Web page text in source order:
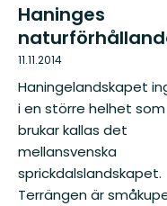
Haninges
11.11.2014
Haningelandskapet
i en större helhet som
brukar kallas det
mellansvenska
sprickdalslandskapet.
Terrängen är